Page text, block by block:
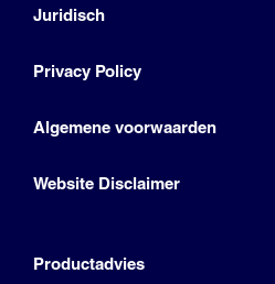
Juridisch
Privacy Policy
Algemene voorwaarden
Website Disclaimer
Productadvies